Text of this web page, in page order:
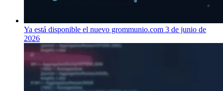
Ya está disponible el nuevo grommunio.com 3 de junio de
2026